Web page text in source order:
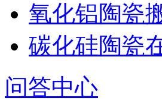
氧化铝陶瓷
碳化硅陶瓷
问答中心